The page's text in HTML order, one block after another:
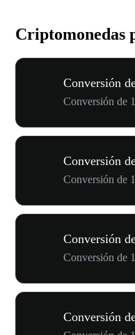
Criptomonedas
Conversión
Conversión de
Conversión
Conversión de
Conversión
Conversión de
Conversión